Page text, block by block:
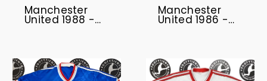
Manchester
United 1988 -
Manchester
United 1986 -